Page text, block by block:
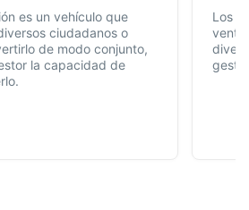
es un vehículo que
ciudadanos o
de modo conjunto,
la capacidad de
Los